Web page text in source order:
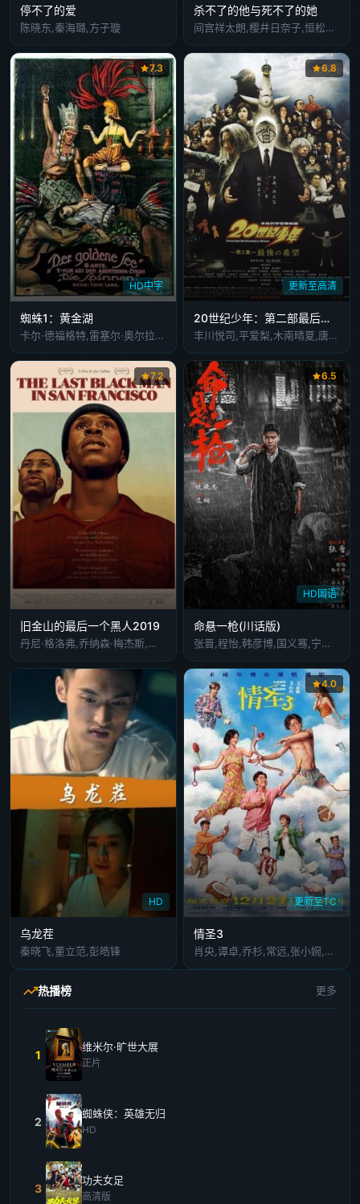
停不了的爱
陈晓东,秦海璐,方子璇
杀不了的他与死不了的她
间宫祥太朗,樱井日奈子,恒松祐里,堀田真由,箭内梦菜,优太朗,金子大地,中尾畅树,佐藤玲,佐津川爱美,森口瑶子
HD中字
7.3
蜘蛛1：黄金湖
卡尔·德福格特,雷塞尔·奥尔拉,格奥尔格·约翰
更新至高清
6.8
20世纪少年：第二部最后的希望
丰川悦司,平爱梨,木南晴夏,唐泽寿明,常盘贵子,香川照之,藤木直人,小日向文世,佐佐木藏之介,森山未来,古田新太,小池荣子
7.2
旧金山的最后一个黑人2019
丹尼·格洛弗,乔纳森·梅杰斯,吉米·费尔斯
HD国语
6.5
命悬一枪(川话版)
张晋,程怡,韩彦博,国义骞,宁桓宇,詹妮,唐文龙
HD
乌龙茬
秦晓飞,董立范,彭皓锋
更新至TC
4.0
情圣3
肖央,谭卓,乔杉,常远,张小婉,代乐乐,艾伦,王成思,范湉湉,李思博,刘大锁,冯满,小沈阳,王迅,玛瑙
热播榜 更多
1
维米尔·旷世大展
正片
2
蜘蛛侠：英雄无归
HD
3
功夫女足
高清版